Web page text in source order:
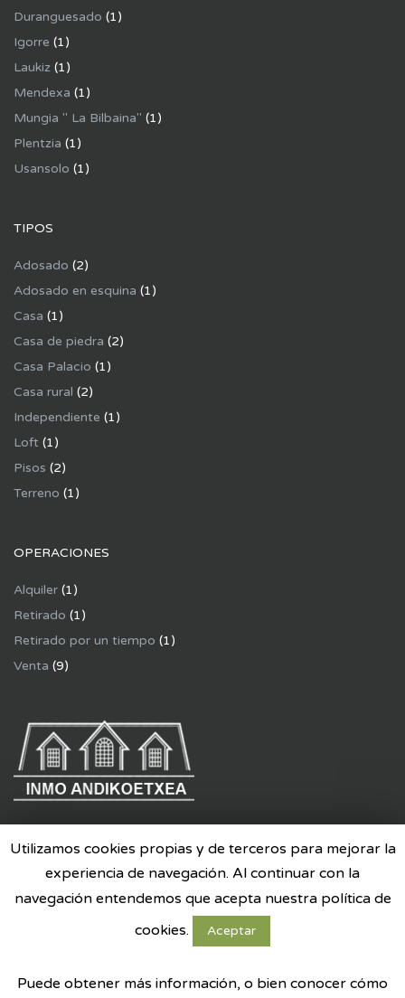
Duranguesado (1)
Igorre (1)
Laukiz (1)
Mendexa (1)
Mungia " La Bilbaina" (1)
Plentzia (1)
Usansolo (1)
TIPOS
Adosado (2)
Adosado en esquina (1)
Casa (1)
Casa de piedra (2)
Casa Palacio (1)
Casa rural (2)
Independiente (1)
Loft (1)
Pisos (2)
Terreno (1)
OPERACIONES
Alquiler (1)
Retirado (1)
Retirado por un tiempo (1)
Venta (9)
Política de privacidad
© Copyright 2017
Utilizamos cookies propias y de terceros para mejorar la
experiencia de navegación. Al continuar con la
navegación entendemos que acepta nuestra política de
cookies.
Aceptar
Puede obtener más información, o bien conocer cómo